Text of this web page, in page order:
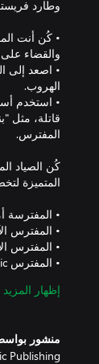
• كُن أنت
• اصعد إلى
• استخدم
قاتلة، مثل
كُن الصياد
إظهار المزيد
منشور
Publishing